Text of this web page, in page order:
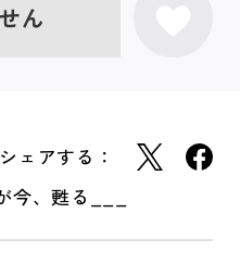
ん
シェアする：
今、甦る___